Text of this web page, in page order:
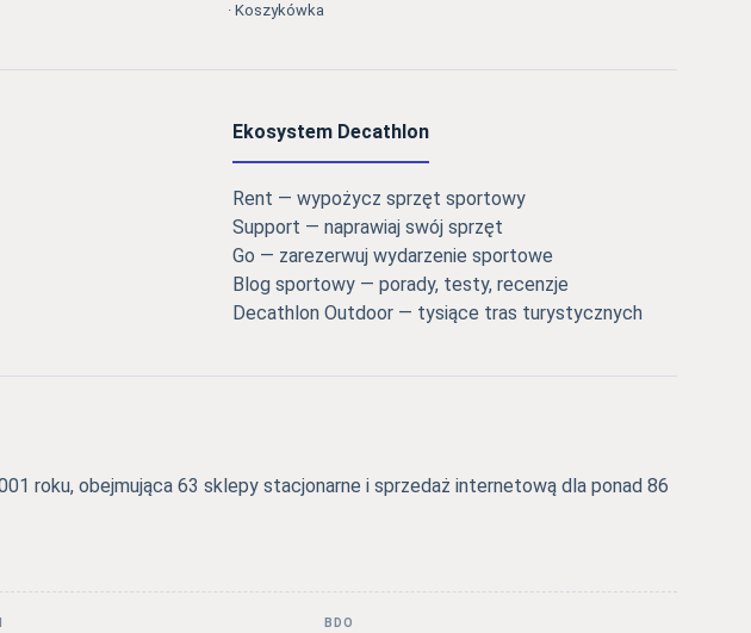
· Koszykówka
Ekosystem Decathlon
Rent — wypożycz sprzęt sportowy
Support — naprawiaj swój sprzęt
Go — zarezerwuj wydarzenie sportowe
Blog sportowy — porady, testy, recenzje
Decathlon Outdoor — tysiące tras turystycznych
roku, obejmująca 63 sklepy stacjonarne i sprzedaż internetową dla ponad 86
BDO